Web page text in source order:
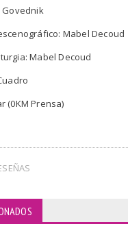
Govednik
Mabel Decoud
Mabel Decoud
(0KM Prensa)